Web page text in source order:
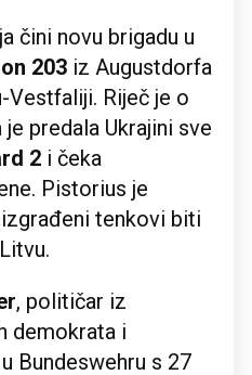
čini novu brigadu u
203 iz Augustdorfa
Vestfaliji. Riječ je o
predala Ukrajini sve
2 i čeka
Pistorius je
tenkovi biti
, političar iz
demokrata i
Bundeswehru s 27